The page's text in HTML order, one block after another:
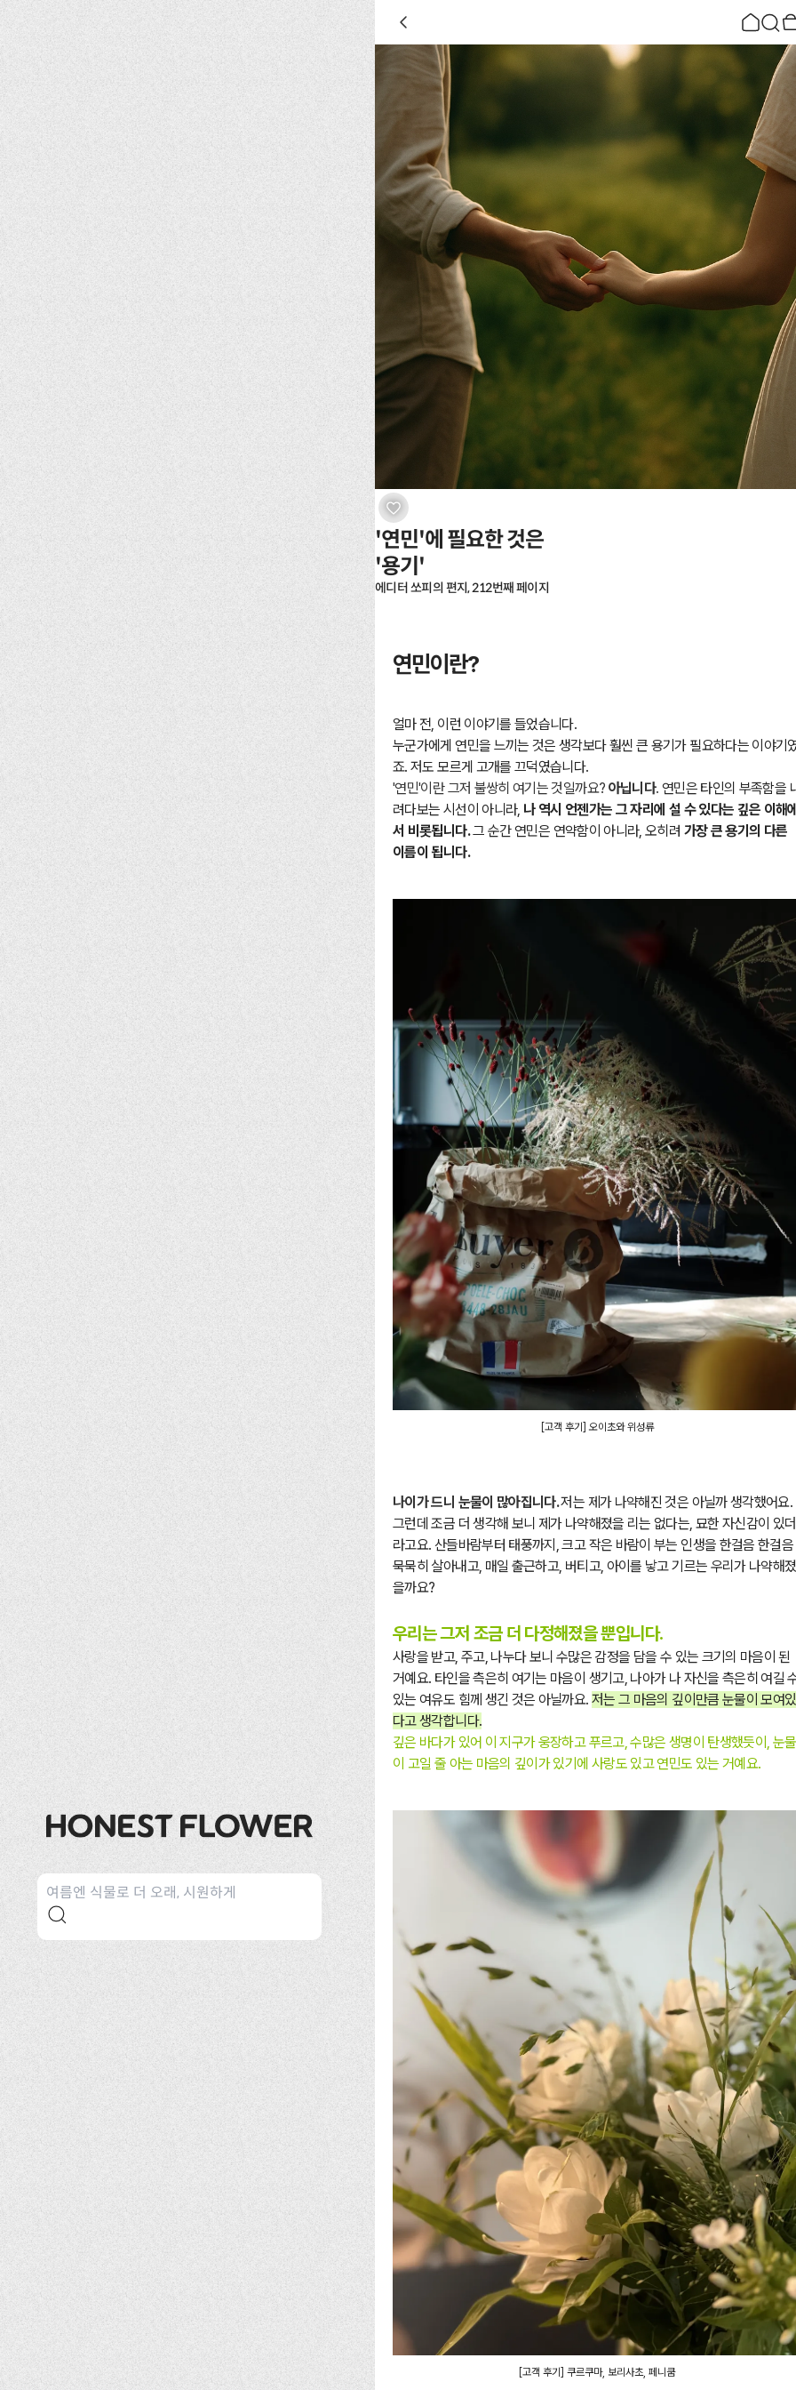
'연민'에 필요한 것은
'용기'
에디터 쏘피의 편지, 212번째 페이지
연민이란?
얼마 전, 이런 이야기를 들었습니다.
누군가에게 연민을 느끼는 것은 생각보다 훨씬 큰 용기가 필요하다는 이야기
죠. 저도 모르게 고개를 끄덕였습니다.
'연민'이란 그저 불쌍히 여기는 것일까요? 아닙니다. 연민은 타인의 부족함을
려다보는 시선이 아니라, 나 역시 언젠가는 그 자리에 설 수 있다는 깊은 이해
서 비롯됩니다.그 순간 연민은 연약함이 아니라, 오히려 가장 큰 용기의 다른
이름이 됩니다.
[고객 후기] 오이초와 위성류
나이가 드니 눈물이 많아집니다.저는 제가 나약해진 것은 아닐까 생각했어요.
그런데 조금 더 생각해 보니 제가 나약해졌을 리는 없다는, 묘한 자신감이 있더
라고요. 산들바람부터 태풍까지, 크고 작은 바람이 부는 인생을 한걸음 한걸음
묵묵히 살아내고, 매일 출근하고, 버티고, 아이를 낳고 기르는 우리가 나약해졌
을까요?
우리는 그저 조금 더 다정해졌을 뿐입니다.
사랑을 받고, 주고, 나누다 보니 수많은 감정을 담을 수 있는 크기의 마음이 된
거예요. 타인을 측은히 여기는 마음이 생기고, 나아가 나 자신을 측은히 여길
있는 여유도 힘께 생긴 것은 아닐까요. 저는 그 마음의 깊이만큼 눈물이 모여있
다고 생각합니다.
깊은 바다가 있어 이 지구가 웅장하고 푸르고, 수많은 생명이 탄생했듯이, 눈물
이 고일 줄 아는 마음의 깊이가 있기에 사랑도 있고 연민도 있는 거예요.
[고객 후기] 쿠르쿠마, 보리사초, 페니쿰